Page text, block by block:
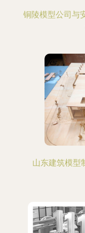
铜陵模型公司与
山东建筑模型